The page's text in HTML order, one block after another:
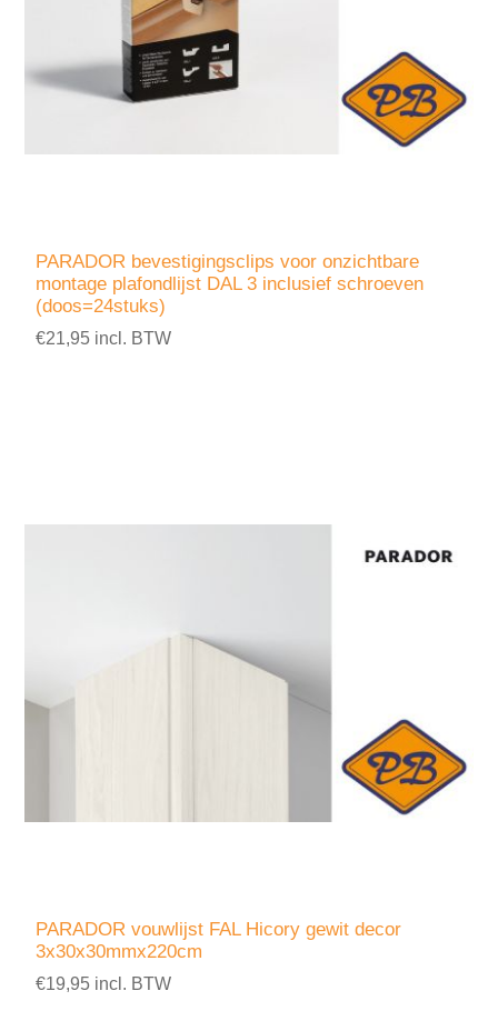
PARADOR bevestigingsclips voor onzichtbare
montage plafondlijst DAL 3 inclusief schroeven
(doos=24stuks)
€21,95 incl. BTW
PARADOR vouwlijst FAL Hicory gewit decor
3x30x30mmx220cm
€19,95 incl. BTW